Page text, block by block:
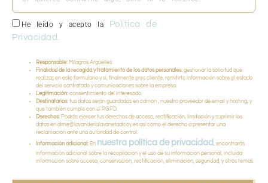
He leído y acepto la
Política de
Privacidad.
Responsable: Milagros Argüelles
Finalidad de la recogida y tratamiento de los datos personales: gestionar la solicitud que
realizas en este formulario y si, finalmente eres cliente, remitirte información sobre el estado
del servicio contratado y comunicaciones sobre la empresa.
Legitimación: consentimiento del interesado.
Destinatarios: tus datos serán guardados en cdmon , nuestro proveedor de email y hosting, y
que también cumple con el RGPD.
Derechos: Podrás ejercer tus derechos de acceso, rectificación, limitación y suprimir los
datos en dime@lavanderialavanetaalcoy.es así como el derecho a presentar una
reclamación ante una autoridad de control.
Información adicional: En nuestra política de privacidad
, encontrarás
información adicional sobre la recopilación y el uso de su información personal, incluida
información sobre acceso, conservación, rectificación, eliminación, seguridad, y otros temas.